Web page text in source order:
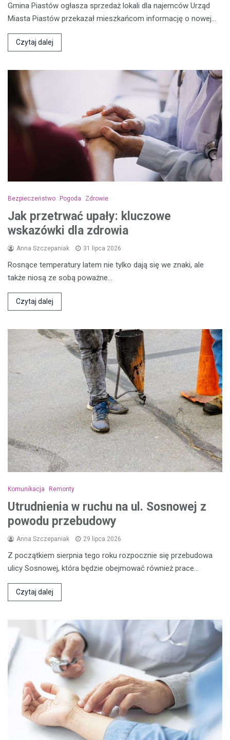
Gmina Piastów ogłasza sprzedaż lokali dla najemców Urząd
Miasta Piastów przekazał mieszkańcom informację o nowej…
Czytaj dalej
Bezpieczeństwo Pogoda Zdrowie
Jak przetrwać upały: kluczowe
wskazówki dla zdrowia
Anna Szczepaniak 31 lipca 2026
Rosnące temperatury latem nie tylko dają się we znaki, ale
także niosą ze sobą poważne…
Czytaj dalej
Komunikacja Remonty
Utrudnienia w ruchu na ul. Sosnowej z
powodu przebudowy
Anna Szczepaniak 29 lipca 2026
Z początkiem sierpnia tego roku rozpocznie się przebudowa
ulicy Sosnowej, która będzie obejmować również prace…
Czytaj dalej